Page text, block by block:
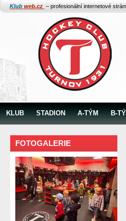
Klub web.cz – profesionální internetové
KLUB STADION A-TÝM B-
FOTOGALERIE